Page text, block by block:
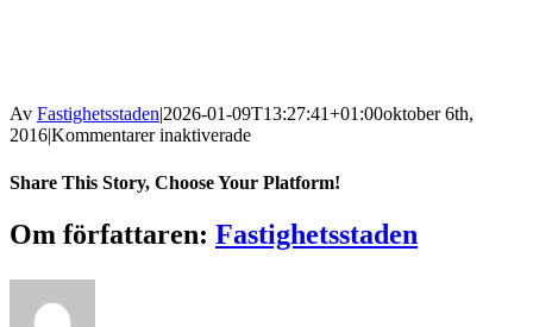
Av Fastighetsstaden|2026-01-09T13:27:41+01:00oktober 6th,
2016|Kommentarer inaktiveradeför
4-
kopia
Share This Story, Choose Your Platform!
Facebook
X
Reddit
LinkedIn
WhatsApp
Tumblr
Pinterest
Vk
Xing
E-
post
Om författaren: Fastighetsstaden